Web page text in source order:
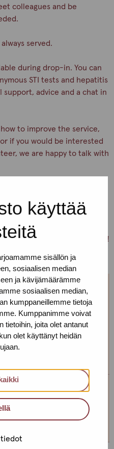
käyttää
sisällön ja
sosiaalisen median
ja kävijämäärämme
sosiaalisen median,
kumppaneillemme tietoja
Kumppanimme voivat
tietoihin, joita olet antanut
olet käyttänyt heidän
tiedot
colleagues and be
served.
during drop-in. You can
STI tests and hepatitis
support, advice and a chat in
to improve the service,
if you would be interested
we are happy to talk with
staff
and lubricants for free!
you can just call
somewhere else, if you